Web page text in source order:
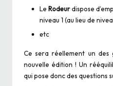
Le Rodeurdispose
niveau 1 (au lieu de
etc
Ce sera réellement un
nouvelle édition ! Un
qui pose donc des questions